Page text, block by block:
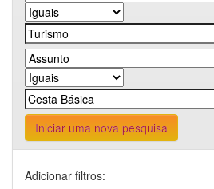
Iniciar uma nova pesquisa
Adicionar filtros: